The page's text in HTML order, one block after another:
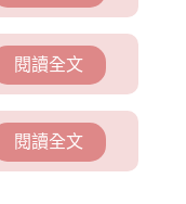
閱讀全文
閱讀全文